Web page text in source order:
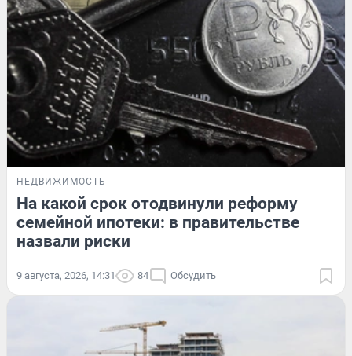
НЕДВИЖИМОСТЬ
На какой срок отодвинули реформу
семейной ипотеки: в правительстве
назвали риски
9 августа, 2026, 14:31 84 Обсудить